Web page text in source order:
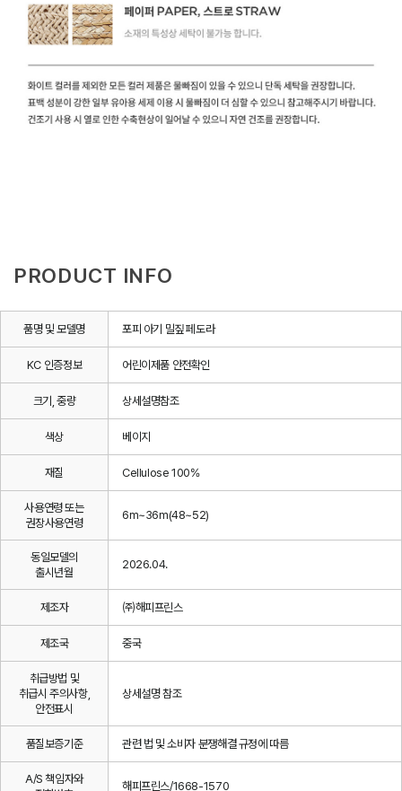
PRODUCT INFO
품명 및 모델명 포피 아기 밀짚 페도라
KC 인증정보 어린이제품 안전확인
크기, 중량 상세설명참조
색상 베이지
재질 Cellulose 100%
사용연령 또는
권장사용연령
6m~36m(48~52)
동일모델의
출시년월
2026.04.
제조자 ㈜해피프린스
제조국 중국
취급방법 및
취급시 주의사항,
안전표시
상세설명 참조
품질보증기준 관련 법 및 소비자 분쟁해결 규정에 따름
A/S 책임자와
해피프린스/1668-1570